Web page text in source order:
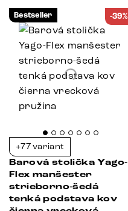
Bestseller -39%
+77 variant
Barová stolička Yago-
Flex manšester
strieborno-šedá
tenká podstava kov